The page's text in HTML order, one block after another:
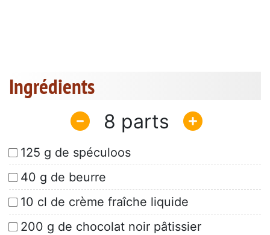
Ingrédients
8
125 g de spéculoos
40 g de beurre
10 cl de crème fraîche liquide
200 g de chocolat noir pâtissier